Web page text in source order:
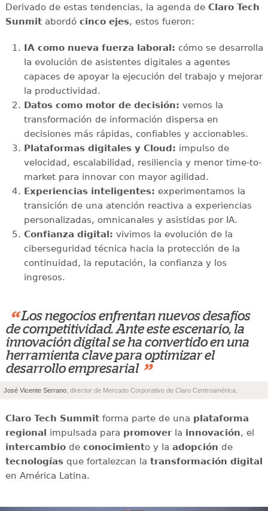
Derivado de estas tendencias, la agenda de Claro Tech
Sunmitabordó cinco ejes, estos fueron:
IA como nueva fuerza laboral: cómo se desarrolla
la evolución de asistentes digitales a agentes
capaces de apoyar la ejecución del trabajo y mejorar
la productividad.
Datos como motor de decisión: vemos la
transformación de información dispersa en
decisiones más rápidas, confiables y accionables.
Plataformas digitales y Cloud: impulso de
velocidad, escalabilidad, resiliencia y menor time-to-
market para innovar con mayor agilidad.
Experiencias inteligentes: experimentamos la
transición de una atención reactiva a experiencias
personalizadas, omnicanales y asistidas por IA.
Confianza digital: vivimos la evolución de la
ciberseguridad técnica hacia la protección de la
continuidad, la reputación, la confianza y los
ingresos.
“ Los negocios enfrentan nuevos desafíos
de competitividad. Ante este escenario, la
innovación digital se ha convertido en una
herramienta clave para optimizar el
desarrollo empresarial ”
José Vicente Serrano , director de Mercado Corporativo de Claro Centroamérica.
Claro Tech Summitforma parte de una plataforma
regional impulsada para promoverla innovación, el
intercambiode conocimiento y la adopción de
tecnologíasque fortalezcan la transformación digital
en América Latina.